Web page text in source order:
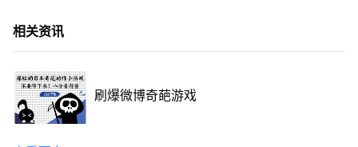
相关资讯
刷爆微博奇葩游戏